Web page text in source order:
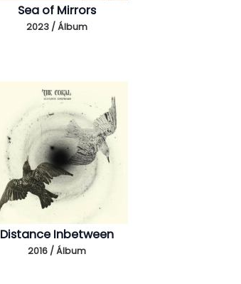
Sea of Mirrors
2023 / Álbum
Distance Inbetween
2016 / Álbum